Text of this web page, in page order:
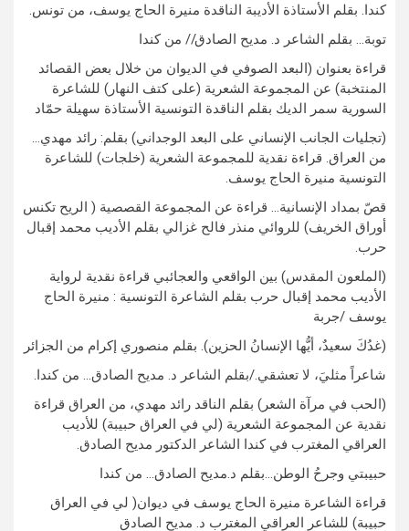
كندا. بقلم الأستاذة الأديبة الناقدة منيرة الحاج يوسف، من تونس.
توبة… بقلم الشاعر د. مديح الصادق// من كندا
قراءة بعنوان (البعد الصوفي في الديوان من خلال بعض القصائد
المنتخبة) عن المجموعة الشعرية (على كتف النهار) للشاعرة
السورية سمر الديك بقلم الناقدة التونسية الأستاذة سهيلة حمّاد
(تجليات الجانب الإنساني على البعد الوجداني) بقلم: رائد مهدي…
من العراق. قراءة نقدية للمجموعة الشعرية (خلجات) للشاعرة
التونسية منيرة الحاج يوسف.
قصّ بمداد الإنسانية… قراءة عن المجموعة القصصية ( الريح تكنس
أوراق الخريف) للروائي منذر فالح غزالي بقلم الأديب محمد إقبال
حرب.
(الملعون المقدس) بين الواقعي والعجائبي قراءة نقدية لرواية
الأديب محمد إقبال حرب بقلم الشاعرة التونسية : منيرة الحاج
يوسف /جربة
(غدُكَ سعيدٌ، أيُّها الإنسانُ الحزين). بقلم منصوري إكرام من الجزائر
شاعراً مثليَ، لا تعشقي./بقلم الشاعر د. مديح الصادق… من كندا.
(الحب في مرآة الشعر) بقلم الناقد رائد مهدي، من العراق قراءة
نقدية عن المجموعة الشعرية (لي في العراق حبيبة) للأديب
العراقي المغترب في كندا الشاعر الدكتور مديح الصادق.
حبيبتي وجرحُ الوطن…بقلم د.مديح الصادق… من كندا
قراءة الشاعرة منيرة الحاج يوسف في ديوان( لي في العراق
حبيبة) للشاعر العراقي المغترب د. مديح الصادق